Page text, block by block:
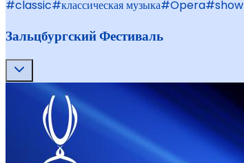
#classic#классическая музыка#Opera#show
Зальцбургский Фестиваль